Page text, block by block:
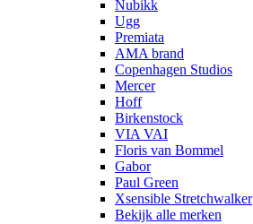
Nubikk
Ugg
Premiata
AMA brand
Copenhagen Studios
Mercer
Hoff
Birkenstock
VIA VAI
Floris van Bommel
Gabor
Paul Green
Xsensible Stretchwalker
Bekijk alle merken